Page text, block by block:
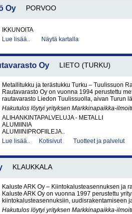
Oy PORVOO
IKKUNOITA
Lue lisää..
Näytä kartalla
Oy LIETO (TURKU)
Metallitukku ja terästukku Turku – Tuulissuon
Rautavarasto Oy on vuonna 1994 perustettu
rautavarasto Liedon Tuulissuolla, aivan Turun
Hakutulos löytyi yrityksen Markkinapaikka-
ALIHANKINTAPALVELUJA - METALLI
ALUMIINIA
ALUMIINIPROFIILEJA..
Lue lisää..
Kotisivut Tuotteet ja palvelut
KLAUKKALA
Kaluste ARK Oy – Kiintokalusteasennuksen ja
Kaluste ARK Oy on vuonna 1997 perustettu
kiintokalusteasennuksiin, uudisrakentamiseen
Hakutulos löytyi yrityksen Markkinapaikka-